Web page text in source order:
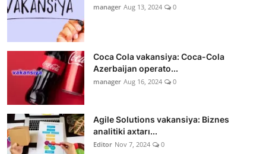
manager Aug 13, 2024 0
Coca Cola vakansiya: Coca-Cola
Azerbaijan operato...
manager Aug 16, 2024 0
Agile Solutions vakansiya: Biznes
analitiki axtarı...
Editor Nov 7, 2024 0